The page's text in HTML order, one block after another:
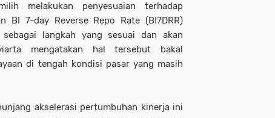
melakukan penyesuaian terhadap
BI 7-day Reverse Repo Rate (BI7DRR)
langkah yang sesuai dan akan
mengatakan hal tersebut bakal
di tengah kondisi pasar yang masih
akselerasi pertumbuhan kinerja ini